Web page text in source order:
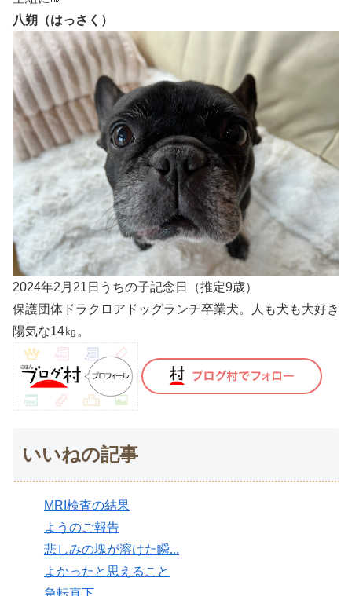
八朔（はっさく）
2024年2月21日うちの子記念日（推定9歳）
保護団体ドラクロアドッグランチ卒業犬。人も犬も大好き
陽気な14㎏。
いいねの記事
MRI検査の結果
ようのご報告
悲しみの塊が溶けた瞬...
よかったと思えること